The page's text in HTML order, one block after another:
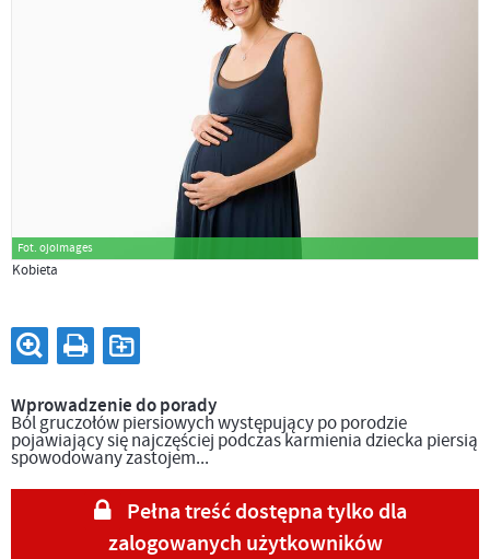
Fot. ojoimages
Kobieta
Wprowadzenie do porady
Ból gruczołów piersiowych występujący po porodzie
pojawiający się najczęściej podczas karmienia dziecka piersią
spowodowany zastojem...
Pełna treść dostępna tylko dla
zalogowanych użytkowników